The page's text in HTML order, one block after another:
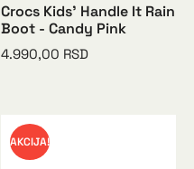
Crocs Kids’ Handle It Rain
Boot - Candy Pink
4.990,00 RSD
AKCIJA!